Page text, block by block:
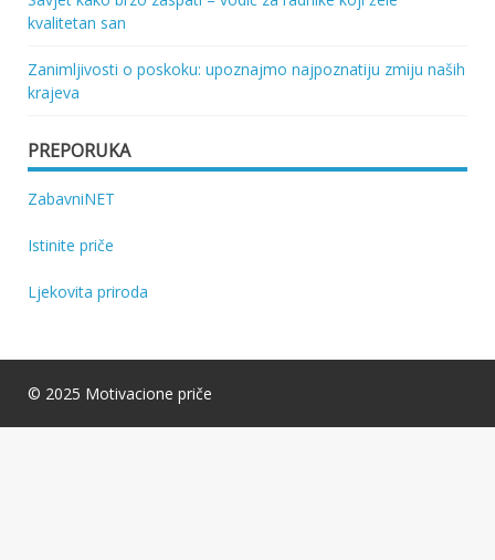
kvalitetan san
Zanimljivosti o poskoku: upoznajmo najpoznatiju zmiju naših
krajeva
PREPORUKA
ZabavniNET
Istinite priče
Ljekovita priroda
© 2025 Motivacione priče